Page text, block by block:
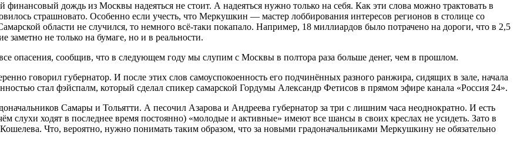
дождь из Москвы надеяться не стоит. А надеяться нужно только на себя. Как эти слова можно трактовать в
страшновато. Особенно если учесть, что Меркушкин — мастер лоббирования интересов регионов в столице со
области не случился, то немного всё-таки покапало. Например, 18 миллиардов было потрачено на дороги, что в 2,5
заметно не только на бумаге, но и в реальности.
опасения, сообщив, что в следующем году мы слупим с Москвы в полтора раза больше денег, чем в прошлом.
говорил губернатор. И после этих слов самоуспокоенность его подчинённых разного ранжира, сидящих в зале, начала
стал фэйспалм, который сделал спикер самарской Гордумы Александр Фетисов в прямом эфире канала «Россия 24».
Самары и Тольятти. А песочил Азарова и Андреева губернатор за три с лишним часа неоднократно. И есть
слухи ходят в последнее время постоянно) «молодые и активные» имеют все шансы в своих креслах не усидеть. Зато в
Что, вероятно, нужно понимать таким образом, что за новыми градоначальниками Меркушкину не обязательно